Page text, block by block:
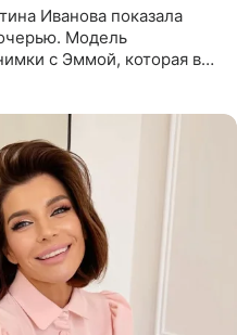
Иванова показала
Модель
с Эммой, которая в